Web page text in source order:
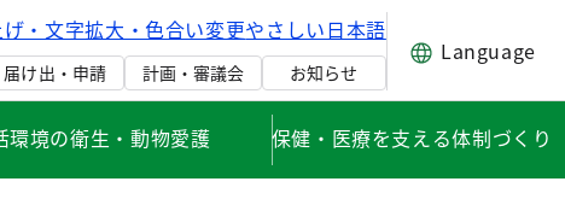
・文字拡大・色合い変更やさしい日本語
届け出・申請 計画・審議会 お知らせ
Language
環境の衛生・動物愛護 保健・医療を支える体制づくり